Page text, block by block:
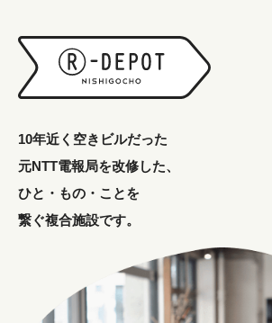
10年近く空きビルだった
元NTT電報局を改修した、
ひと・もの・ことを
繋ぐ複合施設です。